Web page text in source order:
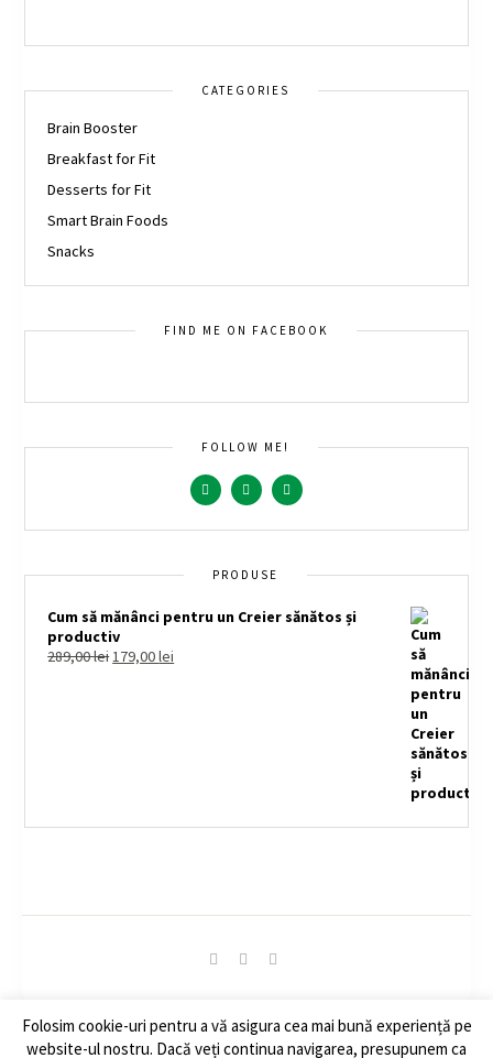
CATEGORIES
Brain Booster
Breakfast for Fit
Desserts for Fit
Smart Brain Foods
Snacks
FIND ME ON FACEBOOK
FOLLOW ME!
PRODUSE
Cum să mănânci pentru un Creier sănătos și
productiv
289,00lei179,00lei
© Copyright 2020 - Feed Your Brain. All Rights Reserved.
Folosim cookie-uri pentru a vă asigura cea mai bună experiență pe
website-ul nostru. Dacă veți continua navigarea, presupunem ca